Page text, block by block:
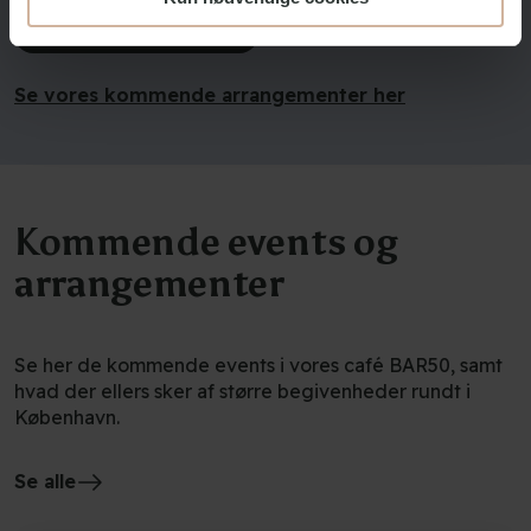
Se vores kommende arrangementer her
Kommende events og
arrangementer
Se alle
Se her de kommende events i vores café BAR50, samt
hvad der ellers sker af større begivenheder rundt i
København.